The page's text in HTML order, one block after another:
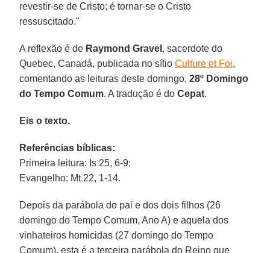
revestir-se de Cristo; é tornar-se o Cristo
ressuscitado."
A reflexão é de Raymond Gravel , sacerdote do
Quebec, Canadá, publicada no sítioCulture et Foi,
comentando as leituras deste domingo,28º Domingo
do Tempo Comum. A tradução é doCepat.
Eis o texto.
Referências bíblicas:
Primeira leitura: Is 25, 6-9;
Evangelho: Mt 22, 1-14.
Depois da parábola do pai e dos dois filhos (26
domingo do Tempo Comum, Ano A) e aquela dos
vinhateiros homicidas (27 domingo do Tempo
Comum), esta é a terceira parábola do Reino que